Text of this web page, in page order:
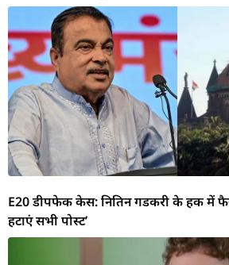
E20 डीपफेक केस: नितिन गडकरी के हक में
हटाएं सभी पोस्ट’